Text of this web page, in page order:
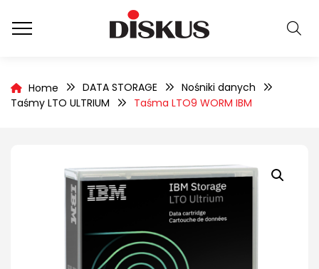
Home DATA STORAGE
Nośniki danych
Taśmy LTO ULTRIUM
Taśma LTO9 WORM IBM